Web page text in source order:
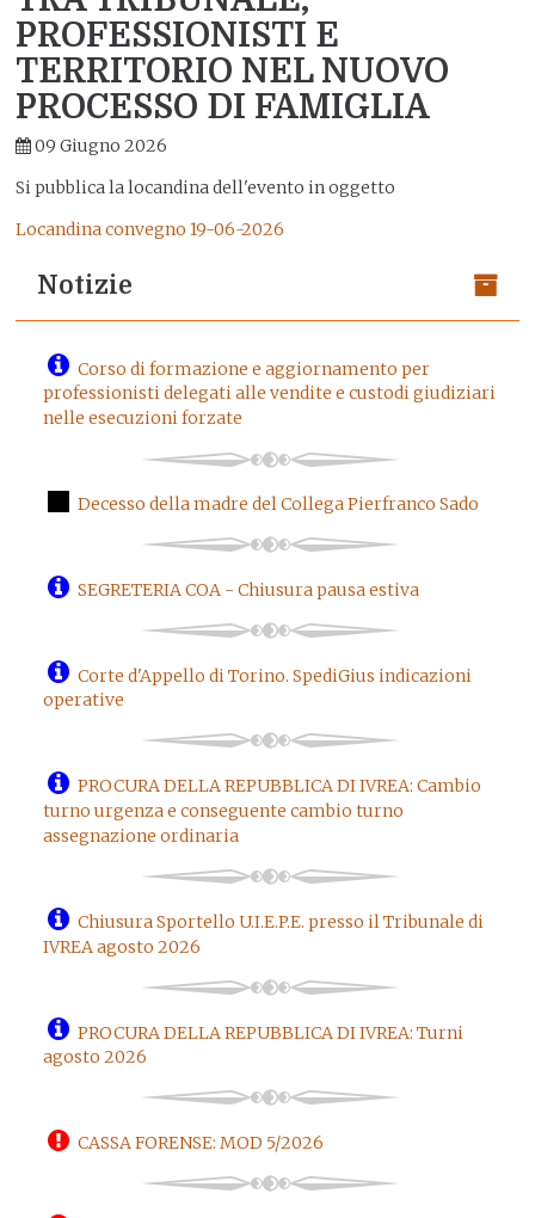
PROFESSIONISTI E
TERRITORIO NEL NUOVO
PROCESSO DI FAMIGLIA
09 Giugno 2026
Si pubblica la locandina dell'evento in oggetto
Locandina convegno 19-06-2026
Notizie
Corso di formazione e aggiornamento per
professionisti delegati alle vendite e custodi giudiziari
nelle esecuzioni forzate
Decesso della madre del Collega Pierfranco Sado
SEGRETERIA COA - Chiusura pausa estiva
Corte d'Appello di Torino. SpediGius indicazioni
operative
PROCURA DELLA REPUBBLICA DI IVREA: Cambio
turno urgenza e conseguente cambio turno
assegnazione ordinaria
Chiusura Sportello U.I.E.P.E. presso il Tribunale di
IVREA agosto 2026
PROCURA DELLA REPUBBLICA DI IVREA: Turni
agosto 2026
CASSA FORENSE: MOD 5/2026